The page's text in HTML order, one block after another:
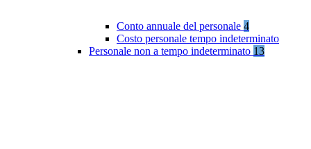
Conto annuale del personale 4
Costo personale tempo indeterminato
Personale non a tempo indeterminato 13